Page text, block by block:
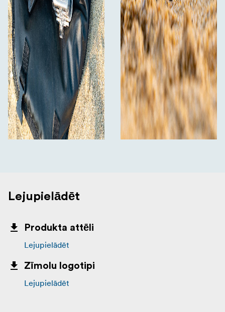
1x mikrošķiedras tīrīšanas lupatiņa
Lejupielādēt
Produkta attēli
Lejupielādēt
Zīmolu logotipi
Lejupielādēt